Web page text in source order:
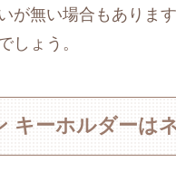
が無い場合もありま
しょう。
キーホルダーは